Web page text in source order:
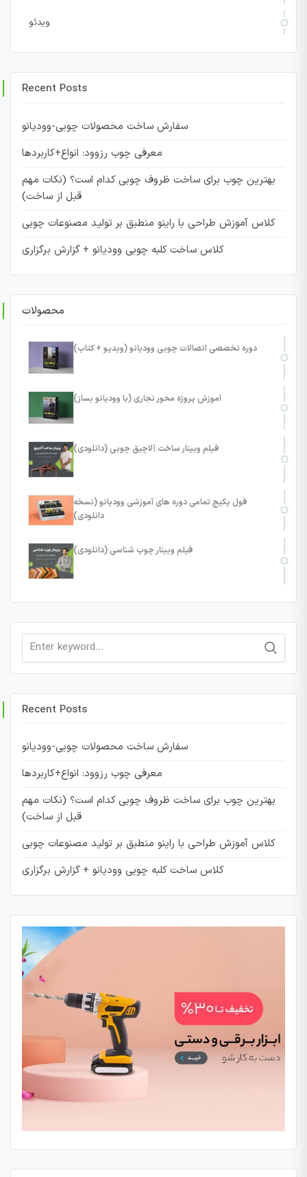
ویدئو
Recent Posts
سفارش ساخت محصولات چوبی-وودیانو
معرفی چوب رزوود: انواع+کاربردها
بهترین چوب برای ساخت ظروف چوبی کدام است؟ (نکات مهم
قبل از ساخت)
کلاس آموزش طراحی با راینو منطبق بر تولید مصنوعات چوبی
کلاس ساخت کلبه چوبی وودیانو + گزارش برگزاری
محصولات
دوره تخصصی اتصالات چوبی وودیانو (ویدیو + کتاب)
آموزش پروژه محور نجاری (با وودیانو بساز)
فیلم وبینار ساخت آلاچیق چوبی (دانلودی)
فول پکیج تمامی دوره های آموزشی وودیانو (نسخه
دانلودی)
فیلم وبینار چوب شناسی (دانلودی)
Search
Recent Posts
سفارش ساخت محصولات چوبی-وودیانو
معرفی چوب رزوود: انواع+کاربردها
بهترین چوب برای ساخت ظروف چوبی کدام است؟ (نکات مهم
قبل از ساخت)
کلاس آموزش طراحی با راینو منطبق بر تولید مصنوعات چوبی
کلاس ساخت کلبه چوبی وودیانو + گزارش برگزاری